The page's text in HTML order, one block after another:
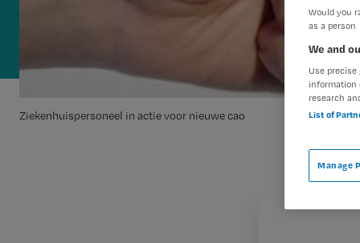
Ziekenhuispersoneel in actie voor nieuwe cao
Would you
as a person
We and
Use
information
research
List of
Manage